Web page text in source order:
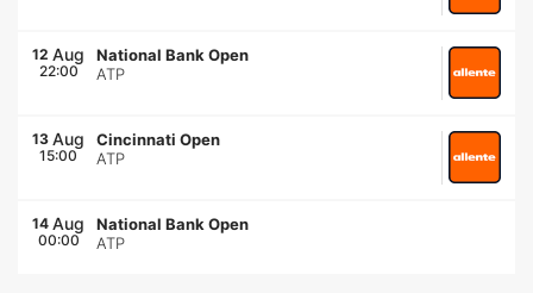
12 Aug
22:00
National Bank Open
ATP
13 Aug
15:00
Cincinnati Open
ATP
14 Aug
00:00
National Bank Open
ATP